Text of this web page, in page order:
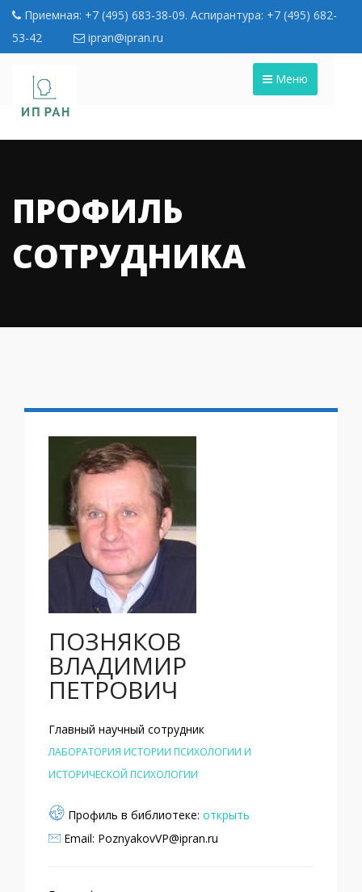
Приемная: +7 (495) 683-38-09. Аспирантура: +7 (495) 682-
53-42
ipran@ipran.ru
Меню
ПРОФИЛЬ
СОТРУДНИКА
ПОЗНЯКОВ
ВЛАДИМИР
ПЕТРОВИЧ
Главный научный сотрудник
ЛАБОРАТОРИЯ ИСТОРИИ ПСИХОЛОГИИ И
ИСТОРИЧЕСКОЙ ПСИХОЛОГИИ
Профиль в библиотеке: открыть
Email: PoznyakovVP@ipran.ru